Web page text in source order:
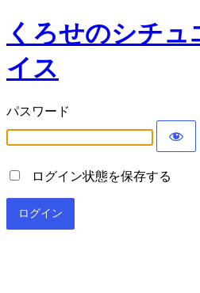
くろせのシチ
イス
パスワード
ログイン状態を保存する